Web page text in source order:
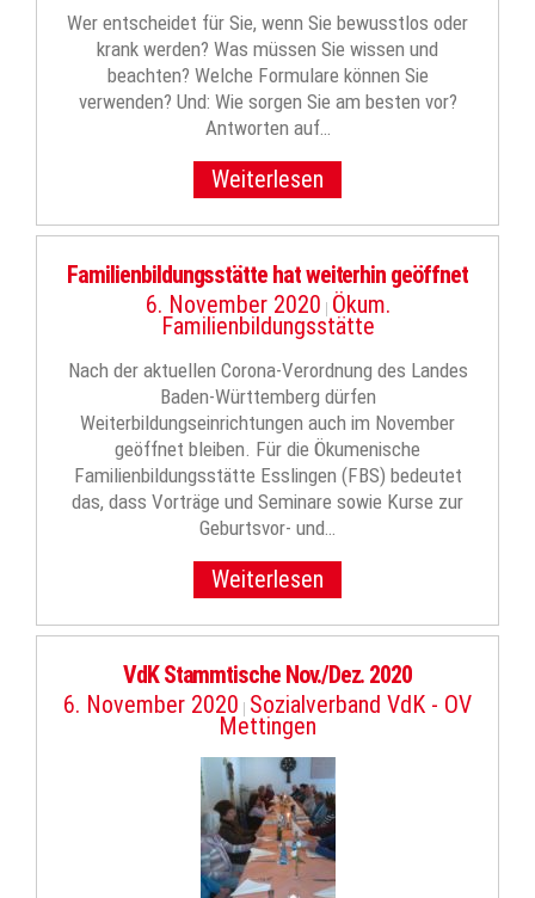
Wer entscheidet für Sie, wenn Sie bewusstlos oder
krank werden? Was müssen Sie wissen und
beachten? Welche Formulare können Sie
verwenden? Und: Wie sorgen Sie am besten vor?
Antworten auf…
Weiterlesen
Familienbildungsstätte hat weiterhin geöffnet
6. November 2020 | Ökum.
Familienbildungsstätte
Nach der aktuellen Corona-Verordnung des Landes
Baden-Württemberg dürfen
Weiterbildungseinrichtungen auch im November
geöffnet bleiben. Für die Ökumenische
Familienbildungsstätte Esslingen (FBS) bedeutet
das, dass Vorträge und Seminare sowie Kurse zur
Geburtsvor- und…
Weiterlesen
VdK Stammtische Nov./Dez. 2020
6. November 2020 | Sozialverband VdK - OV
Mettingen